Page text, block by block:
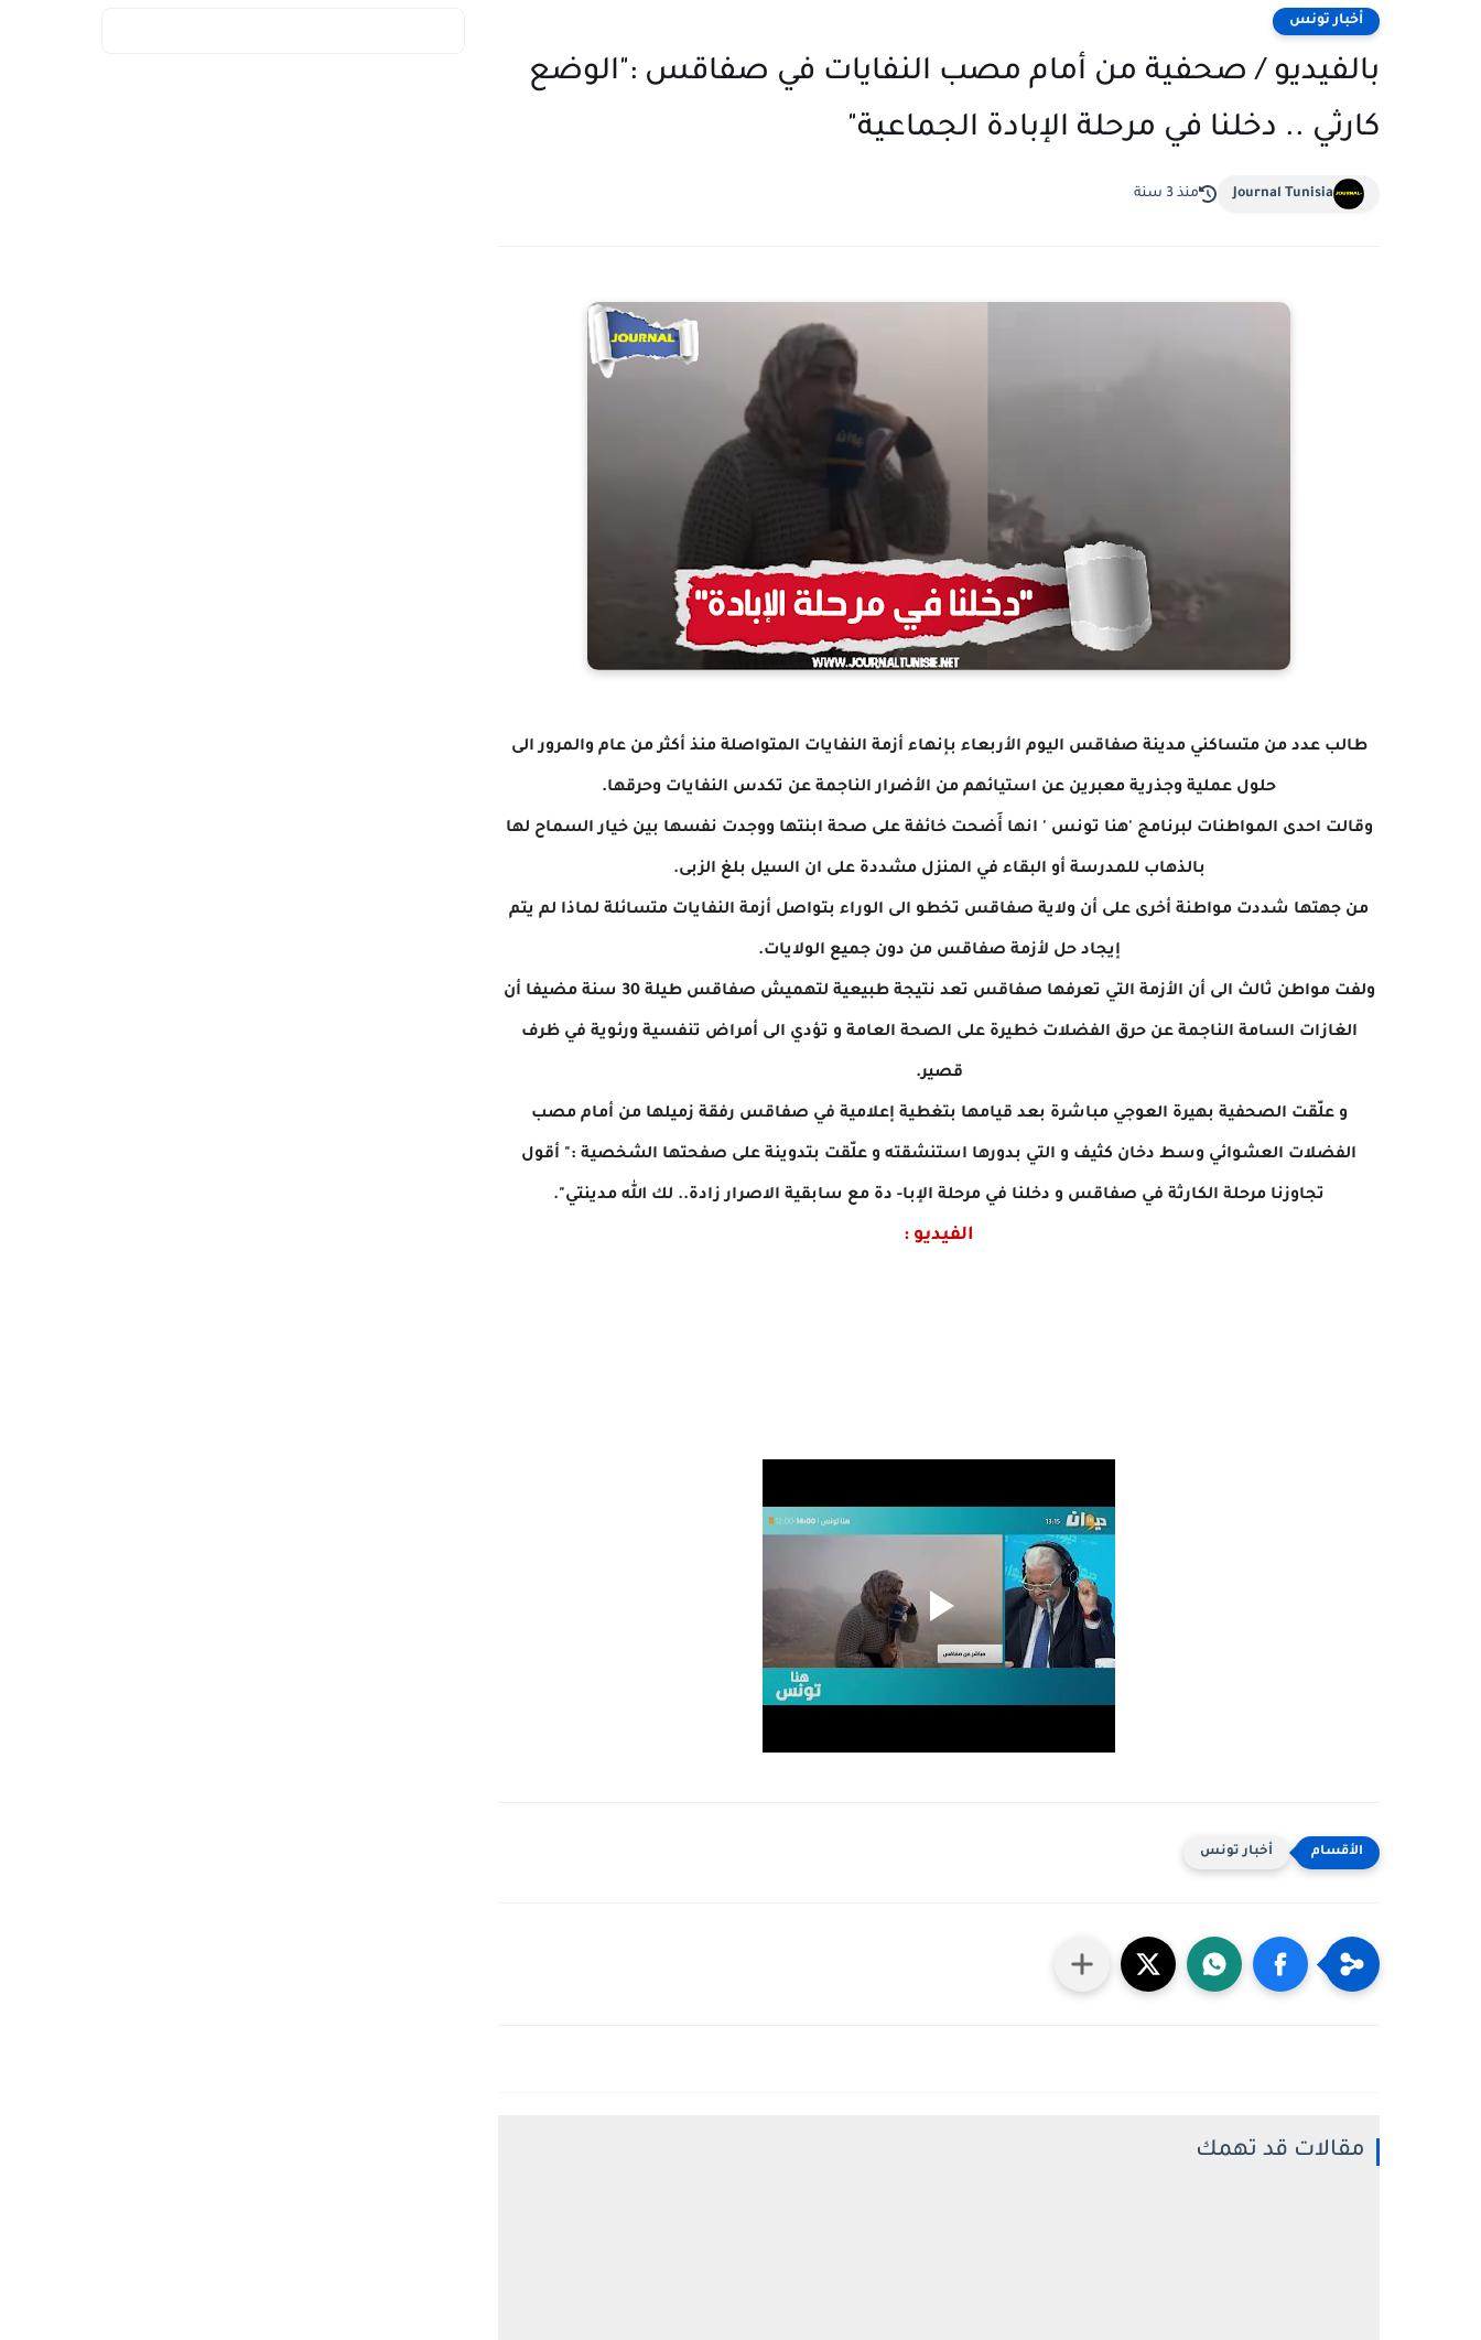
أخبار تونس
بالفيديو / صحفية من أمام مصب النفايات في صفاقس :"الوضع
كارثي .. دخلنا في مرحلة الإبادة الجماعية"
Journal Tunisia منذ 3 سنة
طالب عدد من متساكني مدينة صفاقس اليوم الأربعاء بإنهاء أزمة النفايات المتواصلة منذ أكثر من عام والمرور الى
حلول عملية وجذرية معبرين عن استيائهم من الأضرار الناجمة عن تكدس النفايات وحرقها.
وقالت احدى المواطنات لبرنامج 'هنا تونس ' انها أَضحت خائفة على صحة ابنتها ووجدت نفسها بين خيار السماح لها
بالذهاب للمدرسة أو البقاء في المنزل مشددة على ان السيل بلغ الزبى.
من جهتها شددت مواطنة أخرى على أن ولاية صفاقس تخطو الى الوراء بتواصل أزمة النفايات متسائلة لماذا لم يتم
إيجاد حل لأزمة صفاقس من دون جميع الولايات.
ولفت مواطن ثالث الى أن الأزمة التي تعرفها صفاقس تعد نتيجة طبيعية لتهميش صفاقس طيلة 30 سنة مضيفا أن
الغازات السامة الناجمة عن حرق الفضلات خطيرة على الصحة العامة و تؤدي الى أمراض تنفسية ورئوية في ظرف
قصير.
و علّقت الصحفية بهيرة العوجي مباشرة بعد قيامها بتغطية إعلامية في صفاقس رفقة زميلها من أمام مصب
الفضلات العشوائي وسط دخان كثيف و التي بدورها استنشقته و علّقت بتدوينة على صفحتها الشخصية :" أقول
تجاوزنا مرحلة الكارثة في صفاقس و دخلنا في مرحلة الإبا- دة مع سابقية الاصرار زادة.. لك الله مدينتي".
الفيديو :
أخبار تونس
مقالات قد تهمك